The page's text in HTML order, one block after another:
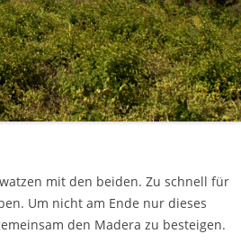
mit den beiden. Zu schnell für
Um nicht am Ende nur dieses
den Madera zu besteigen.